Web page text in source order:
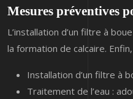
Mesures préventives
L’installation d’un filtre à
la formation de calcaire.
Installation d’un filtre à
Traitement de l’eau :